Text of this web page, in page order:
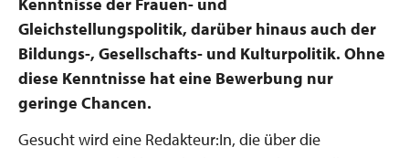
Gleichstellungspolitik, darüber hinaus auch der
Bildungs-, Gesellschafts- und Kulturpolitik. Ohne
diese Kenntnisse hat eine Bewerbung nur
geringe Chancen.
Gesucht wird eine Redakteur:In, die über die